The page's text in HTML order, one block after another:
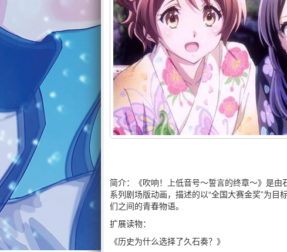
简介：《吹响！上低音号～誓言的终章～》是由
系列剧场版动画，描述的以“全国大赛金奖”为
们之间的青春物语。
扩展读物：
《历史为什么选择了久石奏？》